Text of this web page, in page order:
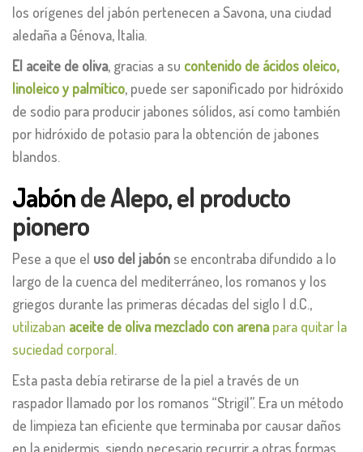
los orígenes del jabón pertenecen a Savona, una ciudad
aledaña a Génova, Italia.
El aceite de oliva, gracias a su contenido de ácidos oleico,
linoleico y palmítico, puede ser saponificado por hidróxido
de sodio para producir jabones sólidos, así como también
por hidróxido de potasio para la obtención de jabones
blandos.
Jabónde Alepo, el producto
pionero
Pese a que el uso del jabón se encontraba difundido a lo
largo de la cuenca del mediterráneo, los romanos y los
griegos durante las primeras décadas del siglo I d.C.,
utilizaban aceite de oliva mezclado con arenapara quitar la
suciedad corporal.
Esta pasta debía retirarse de la piel a través de un
raspador llamado por los romanos “Strigil”. Era un método
de limpieza tan eficiente que terminaba por causar daños
en la epidermis, siendo necesario recurrir a otras formas